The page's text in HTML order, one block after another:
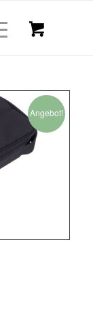
Angebot!